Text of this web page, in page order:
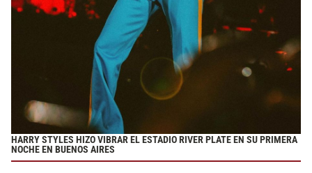
HARRY STYLES HIZO VIBRAR EL ESTADIO RIVER PLATE EN SU PRIMERA
NOCHE EN BUENOS AIRES